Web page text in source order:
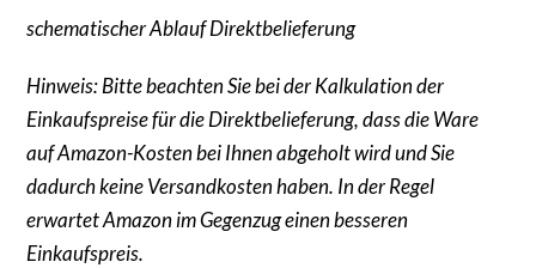
schematischer Ablauf Direktbelieferung
Hinweis: Bitte beachten Sie bei der Kalkulation der
Einkaufspreise für die Direktbelieferung, dass die Ware
auf Amazon-Kosten bei Ihnen abgeholt wird und Sie
dadurch keine Versandkosten haben. In der Regel
erwartet Amazon im Gegenzug einen besseren
Einkaufspreis.